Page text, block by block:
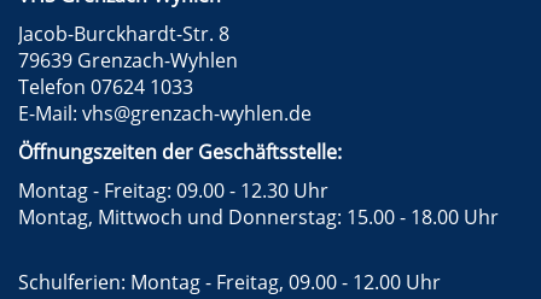
Jacob-Burckhardt-Str. 8
79639 Grenzach-Wyhlen
Telefon 07624 1033
E-Mail: vhs@grenzach-wyhlen.de
Öffnungszeiten der Geschäftsstelle:
Montag - Freitag: 09.00 - 12.30 Uhr
Montag, Mittwoch und Donnerstag: 15.00 - 18.00 Uhr
Schulferien: Montag - Freitag, 09.00 - 12.00 Uhr